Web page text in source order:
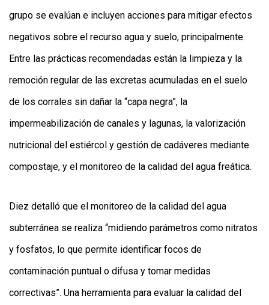
grupo se evalúan e incluyen acciones para mitigar efectos
negativos sobre el recurso agua y suelo, principalmente.
Entre las prácticas recomendadas están la limpieza y la
remoción regular de las excretas acumuladas en el suelo
de los corrales sin dañar la “capa negra”, la
impermeabilización de canales y lagunas, la valorización
nutricional del estiércol y gestión de cadáveres mediante
compostaje, y el monitoreo de la calidad del agua freática.
Diez detalló que el monitoreo de la calidad del agua
subterránea se realiza “midiendo parámetros como nitratos
y fosfatos, lo que permite identificar focos de
contaminación puntual o difusa y tomar medidas
correctivas”. Una herramienta para evaluar la calidad del